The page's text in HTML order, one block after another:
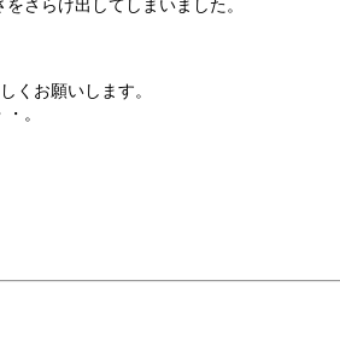
さらけ出してしまいました。
くお願いします。
。